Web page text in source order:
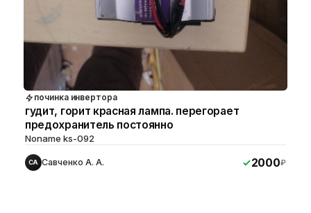
починка инвертора
гудит, горит красная лампа. перегорает
предохранитель постоянно
Noname ks-092
СА Савченко А. А. 2000₽